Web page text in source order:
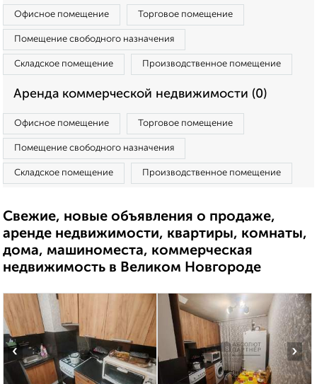
Офисное помещение Торговое помещение
Помещение свободного назначения
Складское помещение Производственное помещение
Аренда коммерческой недвижимости (0)
Офисное помещение Торговое помещение
Помещение свободного назначения
Складское помещение Производственное помещение
Свежие, новые объявления о продаже,
аренде недвижимости, квартиры, комнаты,
дома, машиноместа, коммерческая
недвижимость в Великом Новгороде
‹ ›